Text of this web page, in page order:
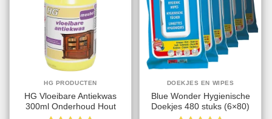
HG PRODUCTEN
HG Vloeibare Antiekwas
300ml Onderhoud Hout
DOEKJES EN WIPES
Blue Wonder Hygienische
Doekjes 480 stuks (6×80)